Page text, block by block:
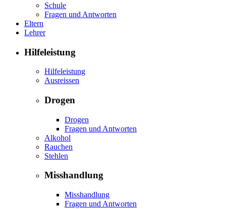
Schule
Fragen und Antworten
Eltern
Lehrer
Hilfeleistung
Hilfeleistung
Ausreissen
Drogen
Drogen
Fragen und Antworten
Alkohol
Rauchen
Stehlen
Misshandlung
Misshandlung
Fragen und Antworten